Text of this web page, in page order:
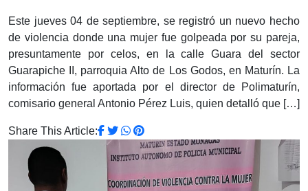
Este jueves 04 de septiembre, se registró un nuevo hecho
de violencia donde una mujer fue golpeada por su pareja,
presuntamente por celos, en la calle Guara del sector
Guarapiche II, parroquia Alto de Los Godos, en Maturín. La
información fue aportada por el director de Polimaturín,
comisario general Antonio Pérez Luis, quien detalló que […]
Share This Article: